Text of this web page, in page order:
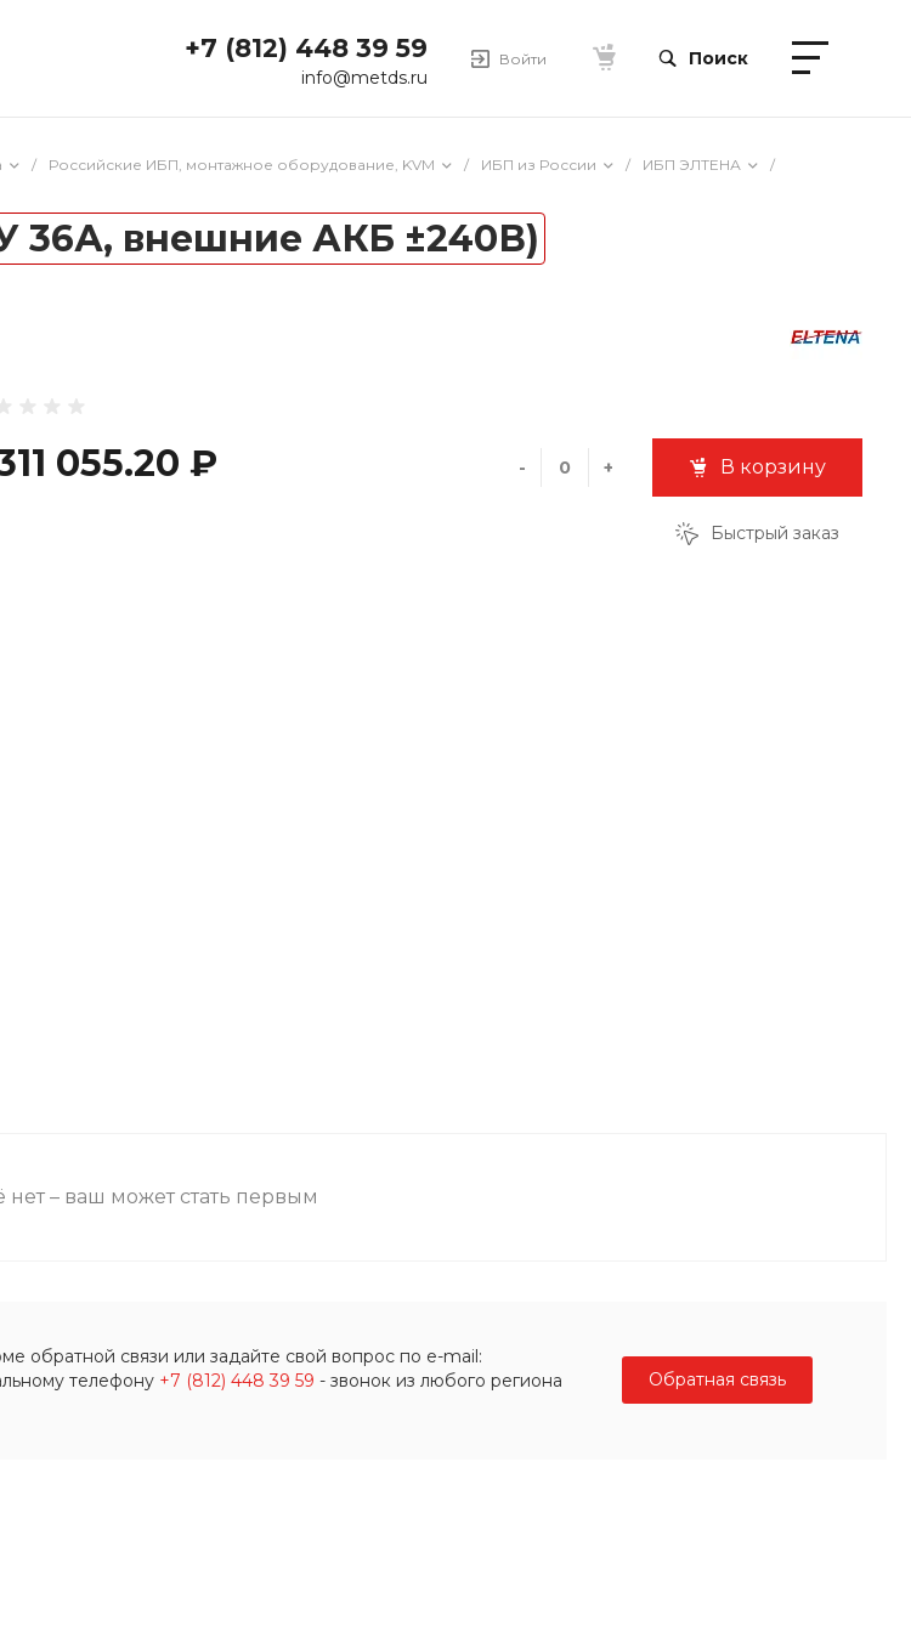
+7 (812) 448 39 59
info@metds.ru
Войти Поиск
/ Российские ИБП, монтажное оборудование, KVM / ИБП из России / ИБП ЭЛТЕНА
/
36А, внешние АКБ ±240В)
055.20 ₽ - + В корзину
Быстрый заказ
– ваш может стать первым
обратной связи или задайте свой вопрос по e-mail:
телефону +7 (812) 448 39 59 - звонок из любого региона
Обратная связь